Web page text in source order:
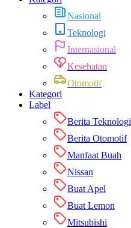
Nasional
Teknologi
Internasional
Kesehatan
Otomotif
Kategori
Label
Berita Teknologi
Berita Otomotif
Manfaat Buah
Nissan
Buat Apel
Buat Lemon
Mitsubishi